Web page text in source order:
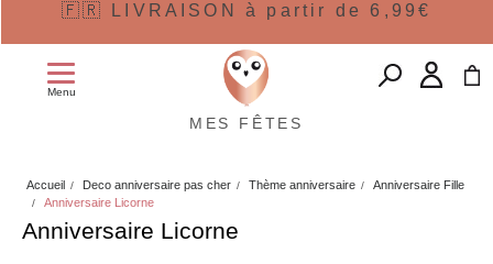
🇫🇷 LIVRAISON à partir de 6,99€
Menu
MES FÊTES
Accueil Deco anniversaire pas cher Thème anniversaire
Anniversaire Fille
Anniversaire Licorne
Anniversaire Licorne